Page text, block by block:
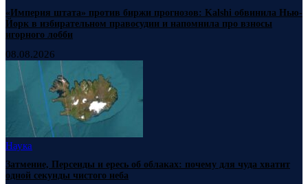
«Империя штата» против биржи прогнозов: Kalshi обвинила Нью-
Йорк в избирательном правосудии и напомнила про взносы
игорного лобби
08.08.2026
Наука
Затмение, Персеиды и ересь об облаках: почему для чуда хватит
одной секунды чистого неба